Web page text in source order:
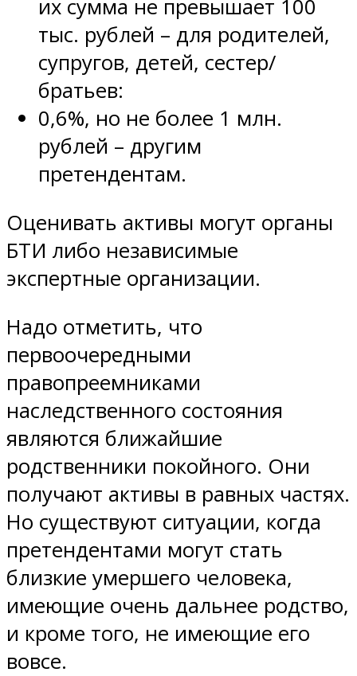
их сумма не превышает 100
тыс. рублей – для родителей,
супругов, детей, сестер/
братьев:
0,6%, но не более 1 млн.
рублей – другим
претендентам.
Оценивать активы могут органы
БТИ либо независимые
экспертные организации.
Надо отметить, что
первоочередными
правопреемниками
наследственного состояния
являются ближайшие
родственники покойного. Они
получают активы в равных частях.
Но существуют ситуации, когда
претендентами могут стать
близкие умершего человека,
имеющие очень дальнее родство,
и кроме того, не имеющие его
вовсе.